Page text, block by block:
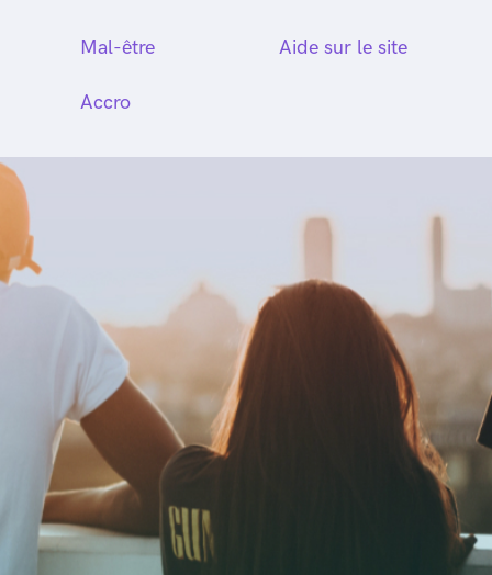
Mal-être
Accro
Aide sur le site